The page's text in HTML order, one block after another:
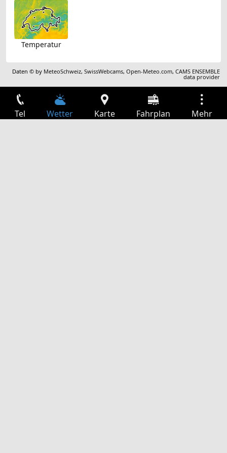
Temperatur
Daten © by MeteoSchweiz,SwissWebcams,Open-Meteo.com,CAMS ENSEMBLE
data provider
Tel Wetter Karte Fahrplan Mehr